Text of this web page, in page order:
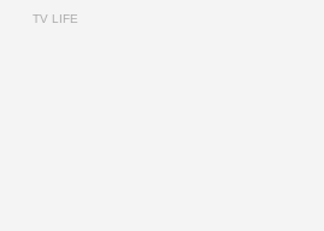
公開 | TV L...
TV LIFE